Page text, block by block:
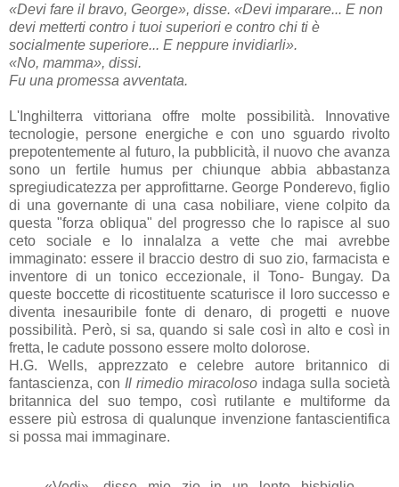
«Devi fare il bravo, George», disse. «Devi imparare... E non
devi metterti contro i tuoi superiori e contro chi ti è
socialmente superiore... E neppure invidiarli».
«No, mamma», dissi.
Fu una promessa avventata.
L'Inghilterra vittoriana offre molte possibilità. Innovative
tecnologie, persone energiche e con uno sguardo rivolto
prepotentemente al futuro, la pubblicità, il nuovo che avanza
sono un fertile humus per chiunque abbia abbastanza
spregiudicatezza per approfittarne. George Ponderevo, figlio
di una governante di una casa nobiliare, viene colpito da
questa "forza obliqua" del progresso che lo rapisce al suo
ceto sociale e lo innalalza a vette che mai avrebbe
immaginato: essere il braccio destro di suo zio, farmacista e
inventore di un tonico eccezionale, il Tono- Bungay. Da
queste boccette di ricostituente scaturisce il loro successo e
diventa inesauribile fonte di denaro, di progetti e nuove
possibilità. Però, si sa, quando si sale così in alto e così in
fretta, le cadute possono essere molto dolorose.
H.G. Wells, apprezzato e celebre autore britannico di
fantascienza, con Il rimedio miracoloso indaga sulla società
britannica del suo tempo, così rutilante e multiforme da
essere più estrosa di qualunque invenzione fantascientifica
si possa mai immaginare.